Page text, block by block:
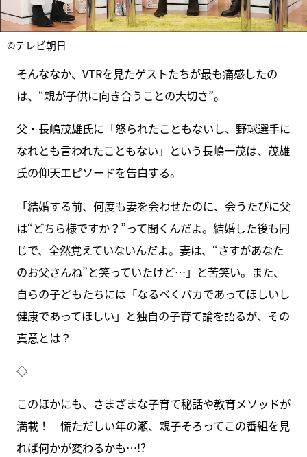
©テレビ朝日
そんななか、VTRを見たゲストたちが最も痛感したの
は、“親が子供に向き合うことの大切さ”。
父・長嶋茂雄氏に「怒られたこともないし、野球選手に
なれとも言われたこともない」という長嶋一茂は、茂雄
氏の仰天エピソードを告白する。
「結婚する前、何度も妻を会わせたのに、会うたびに父
は“どちら様ですか？”って聞くんだよ。結婚した後も同
じで、全然覚えていないんだよ。妻は、“さすがあなた
のお父さんね”と笑っていたけど…」と苦笑い。また、
自らの子どもたちには「なるべくバカであってほしいし
健康であってほしい」と独自の子育て論を語るが、その
真意とは？
◇
このほかにも、さまざまな子育て秘話や教育メソッドが
満載！ 慌ただしい年の瀬、親子そろってこの番組を見
れば何かが変わるかも…!?